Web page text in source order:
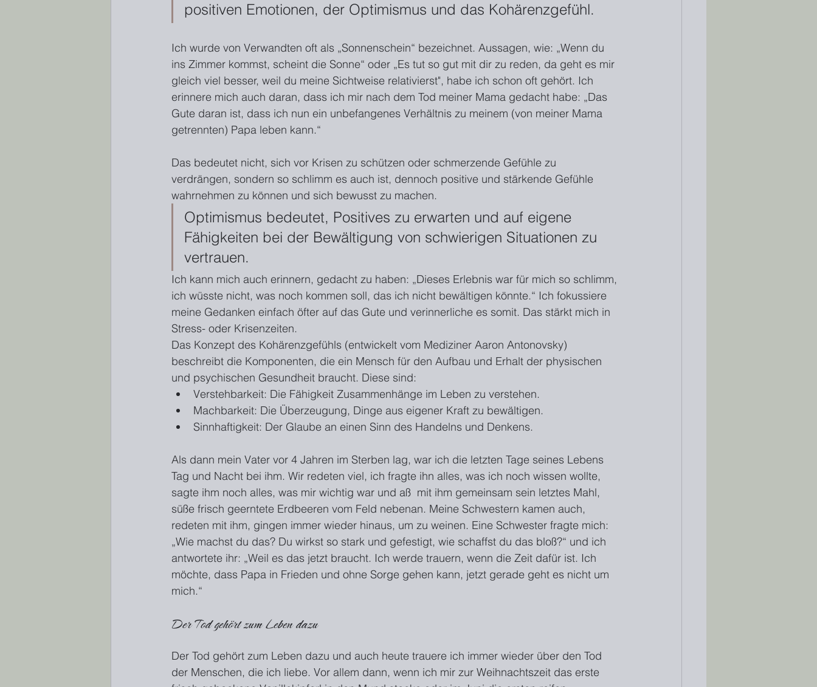
positiven Emotionen, der Optimismus und das Kohärenzgefühl.
Ich wurde von Verwandten oft als „Sonnenschein“ bezeichnet. Aussagen, wie: „Wenn du
ins Zimmer kommst, scheint die Sonne“ oder „Es tut so gut mit dir zu reden, da geht es mir
gleich viel besser, weil du meine Sichtweise relativierst", habe ich schon oft gehört. Ich
erinnere mich auch daran, dass ich mir nach dem Tod meiner Mama gedacht habe: „Das
Gute daran ist, dass ich nun ein unbefangenes Verhältnis zu meinem (von meiner Mama
getrennten) Papa leben kann.“
Das bedeutet nicht, sich vor Krisen zu schützen oder schmerzende Gefühle zu
verdrängen, sondern so schlimm es auch ist, dennoch positive und stärkende Gefühle
wahrnehmen zu können und sich bewusst zu machen.
Optimismus bedeutet, Positives zu erwarten und auf eigene
Fähigkeiten bei der Bewältigung von schwierigen Situationen zu
vertrauen.
Ich kann mich auch erinnern, gedacht zu haben: „Dieses Erlebnis war für mich so schlimm,
ich wüsste nicht, was noch kommen soll, das ich nicht bewältigen könnte.“ Ich fokussiere
meine Gedanken einfach öfter auf das Gute und verinnerliche es somit. Das stärkt mich in
Stress- oder Krisenzeiten.
Das Konzept des Kohärenzgefühls (entwickelt vom Mediziner Aaron Antonovsky)
beschreibt die Komponenten, die ein Mensch für den Aufbau und Erhalt der physischen
und psychischen Gesundheit braucht. Diese sind:
Verstehbarkeit: Die Fähigkeit Zusammenhänge im Leben zu verstehen.
Machbarkeit: Die Überzeugung, Dinge aus eigener Kraft zu bewältigen.
Sinnhaftigkeit: Der Glaube an einen Sinn des Handelns und Denkens.
Als dann mein Vater vor 4 Jahren im Sterben lag, war ich die letzten Tage seines Lebens
Tag und Nacht bei ihm. Wir redeten viel, ich fragte ihn alles, was ich noch wissen wollte,
sagte ihm noch alles, was mir wichtig war und aß  mit ihm gemeinsam sein letztes Mahl,
süße frisch geerntete Erdbeeren vom Feld nebenan. Meine Schwestern kamen auch,
redeten mit ihm, gingen immer wieder hinaus, um zu weinen. Eine Schwester fragte mich:
„Wie machst du das? Du wirkst so stark und gefestigt, wie schaffst du das bloß?“ und ich
antwortete ihr: „Weil es das jetzt braucht. Ich werde trauern, wenn die Zeit dafür ist. Ich
möchte, dass Papa in Frieden und ohne Sorge gehen kann, jetzt gerade geht es nicht um
mich.“
Der Tod gehört zum Leben dazu
Der Tod gehört zum Leben dazu und auch heute trauere ich immer wieder über den Tod
der Menschen, die ich liebe. Vor allem dann, wenn ich mir zur Weihnachtszeit das erste